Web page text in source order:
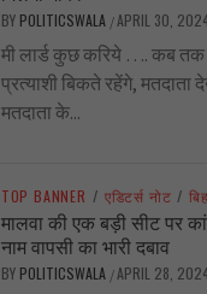
BY POLITICSWALA /APRIL 30,
मी लार्ड कुछ करिये …. कब तक
प्रत्याशी बिकते रहेंगे, मतदाता
मतदाता के...
TOP BANNER / एडिटर्स नोट /
मालवा की एक बड़ी सीट पर
नाम वापसी का भारी दबाव
BY POLITICSWALA /APRIL 28,